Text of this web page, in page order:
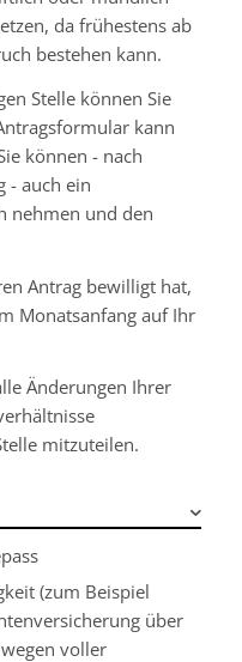
da frühestens ab
bestehen kann.
Stelle können Sie
kann
können - nach
- auch ein
nehmen und den
Antrag bewilligt hat,
Monatsanfang auf Ihr
Änderungen Ihrer
mitzuteilen.
(zum Beispiel
über
voller